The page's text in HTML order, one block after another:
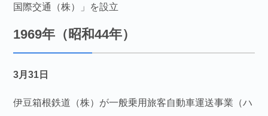
国際交通（株）」を設立
1969年（昭和44年）
3月31日
伊豆箱根鉄道（株）が一般乗用旅客自動車運送事業（ハ